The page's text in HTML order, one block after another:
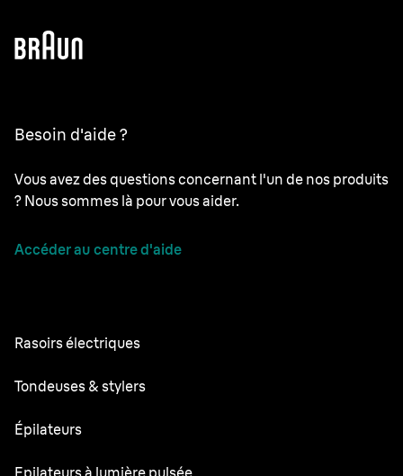
Besoin d'aide ?
Vous avez des questions concernant l'un de nos produits
? Nous sommes là pour vous aider.
Accéder au centre d'aide
Rasoirs électriques
Series 9 Pro
Tondeuses & stylers
Tondeuses à barbe professionnelles
Épilateurs
Silk·épil SkinSpa
Epilateurs à lumière pulsée